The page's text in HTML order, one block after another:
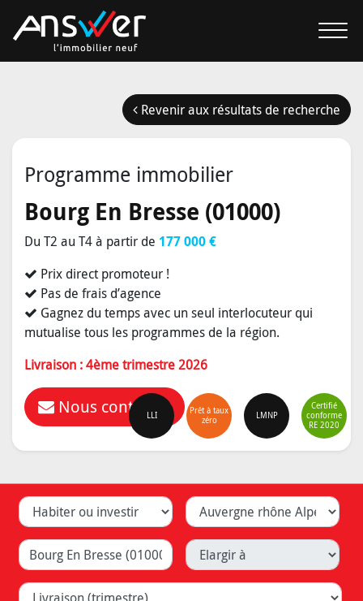
Revenir aux résultats de recherche
Programme immobilier
Bourg En Bresse (01000)
Du T2 au T4 à partir de 177 000 €
Prix direct promoteur !
Pas de frais d’agence
Gagnez du temps avec un seul interlocuteur qui
mutualise tous les programmes de la région.
Livraison : 4ème trimestre 2026
Nous contacter
LLI
Prêt à taux
zéro
LMNP
Certifié
conforme
RE 2020
Habiter ou investir Département
Ville (Lyon, Caluire, ...) Elargir à
Livraison (trimestre)